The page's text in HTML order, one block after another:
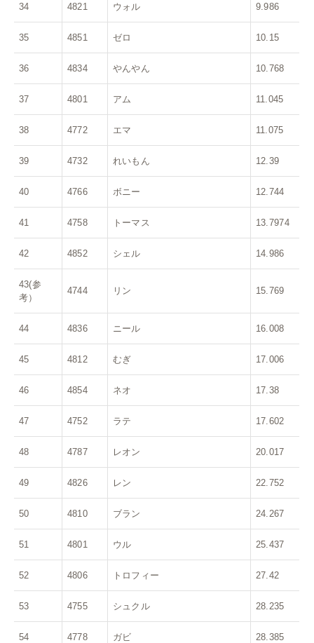
34 4821 ウォル 9.986
35 4851 ゼロ 10.15
36 4834 やんやん 10.768
37 4801 アム 11.045
38 4772 エマ 11.075
39 4732 れいもん 12.39
40 4766 ボニー 12.744
41 4758 トーマス 13.7974
42 4852 シェル 14.986
43(参
考）
4744 リン 15.769
44 4836 ニール 16.008
45 4812 むぎ 17.006
46 4854 ネオ 17.38
47 4752 ラテ 17.602
48 4787 レオン 20.017
49 4826 レン 22.752
50 4810 ブラン 24.267
51 4801 ウル 25.437
52 4806 トロフィー 27.42
53 4755 シュクル 28.235
54 4778 ガビ 28.385